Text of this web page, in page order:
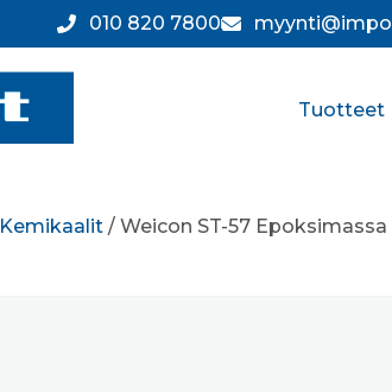
010 820 7800
Tuotteet
Kemikaalit / Weicon ST-57 Epoksimassa